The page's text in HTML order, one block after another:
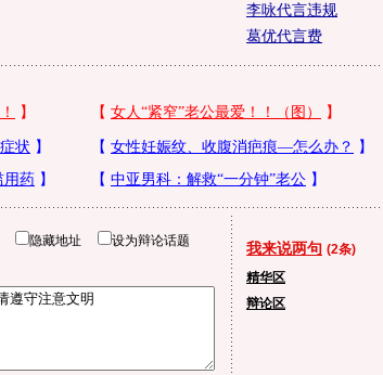
李咏代言违规
葛优代言费
隐藏地址 设为辩论话题 我来说两句 (2条)
精华区
辩论区